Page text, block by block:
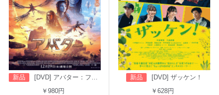
新品
[DVD] アバター：ファイヤー・アンド・アッシュ
￥980円
新品
[DVD] ザッケン！
￥628円